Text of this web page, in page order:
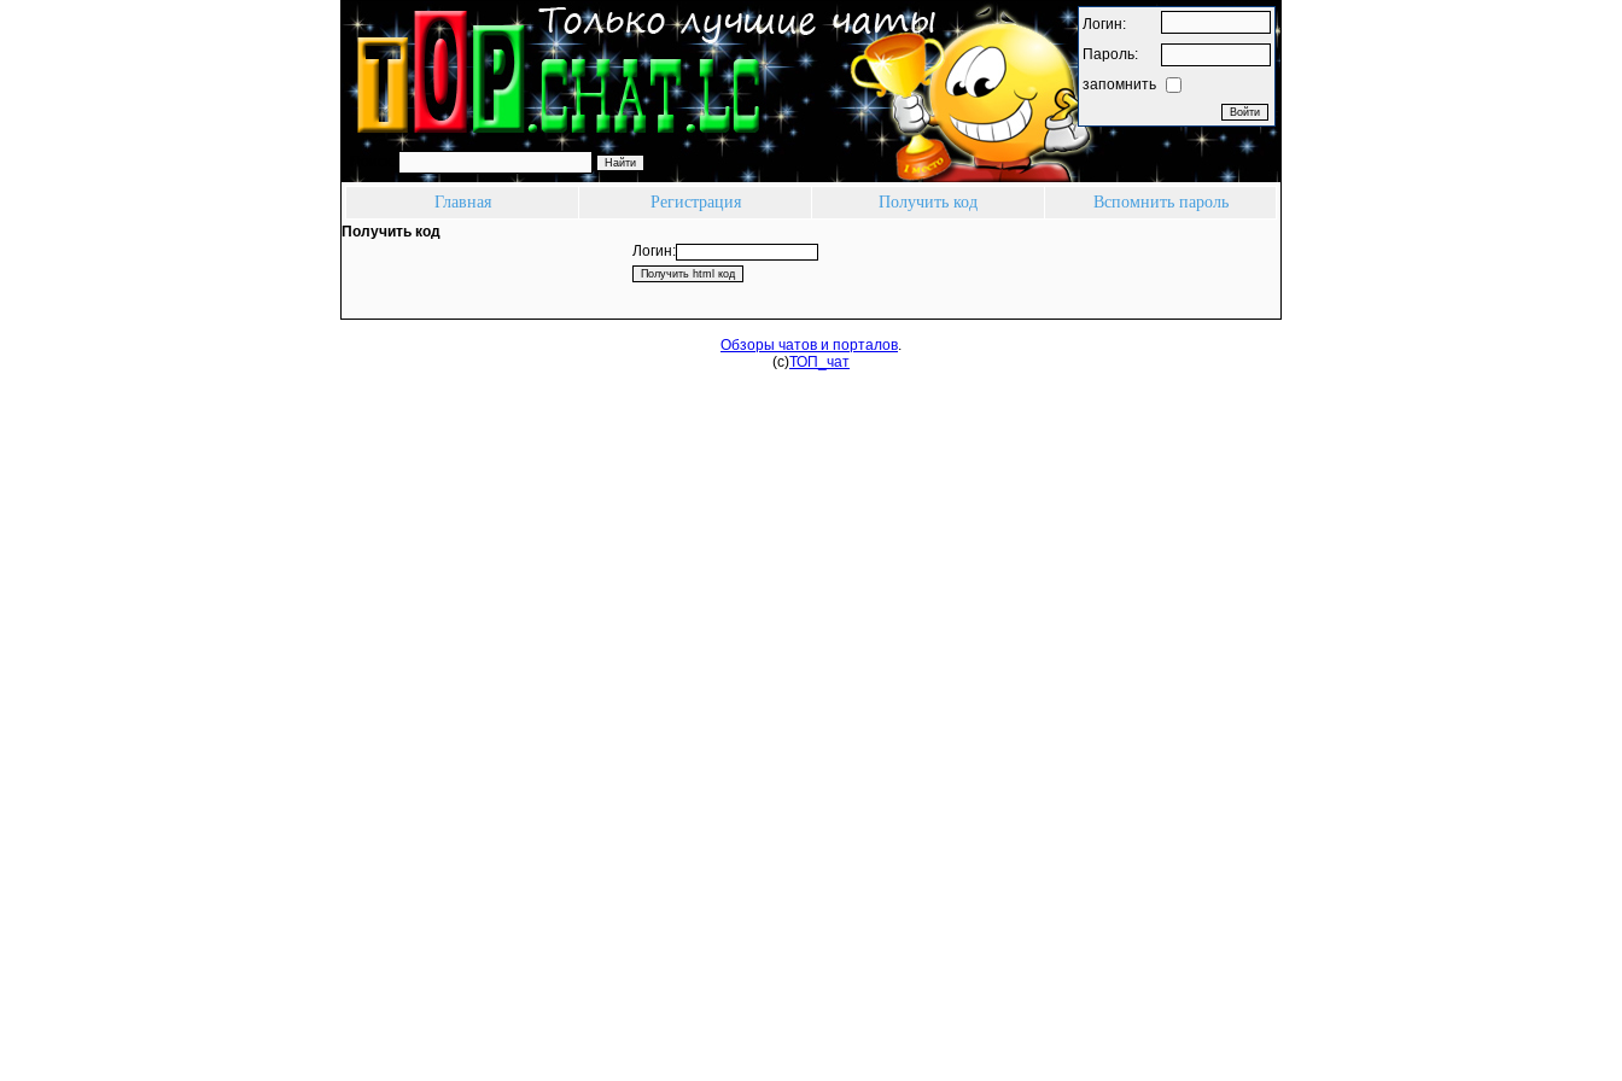
Логин:
Пароль:
запомнить
Главная Регистрация Получить код Вспомнить пароль
Получить код
Логин:
Обзоры чатов и порталов.
(c)ТОП_ чат